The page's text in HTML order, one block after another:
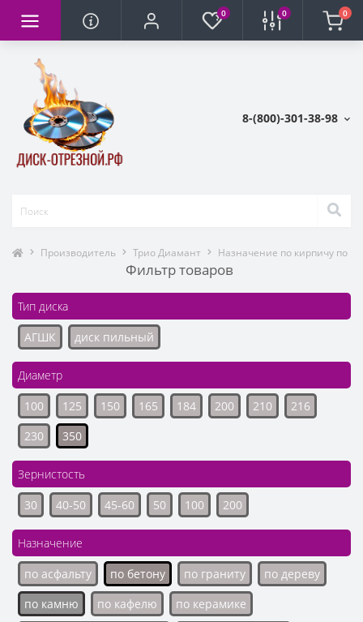
0 0 0
8-(800)-301-38-98
Производитель Трио Диамант Назначение по кирпичу по
Фильтр товаров
Тип диска
АГШК
диск пильный
Диаметр
100
125 150 165 184 200 210
216
230
350
Зернистость
30
40-50 45-60 50 100 200
Назначение
по асфальту
по бетону по граниту
по дереву
по камню
по кафелю
по керамике